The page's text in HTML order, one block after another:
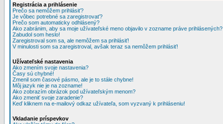
Registrácia a prihlásenie
Prečo sa nemôžem prihlásiť?
Je vôbec potrebné sa zaregistrovať?
Prečo som automaticky odhlásený?
Ako zabránim, aby sa moje užívateľské meno objavilo v zozname práve prihlásených?
Zabudol som heslo!
Zaregistroval som sa, ale nemôžem sa prihlásiť!
V minulosti som sa zaregistroval, avšak teraz sa nemôžem prihlásiť!
Užívateľské nastavenia
Ako zmením svoje nastavenia?
Časy sú chybné!
Zmenil som časové pásmo, ale je to stále chybne!
Môj jazyk nie je na zozname!
Ako zobrazím obrázok pod užívateľským menom?
Ako zmeniť svoje zaradenie?
Keď kliknem na e-mailový odkaz užívateľa, som vyzvaný k prihláseniu!
Vkladanie príspevkov